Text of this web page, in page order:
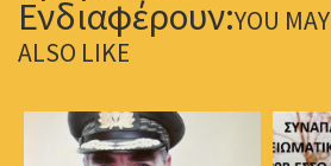
YOU MAY
ALSO LIKE